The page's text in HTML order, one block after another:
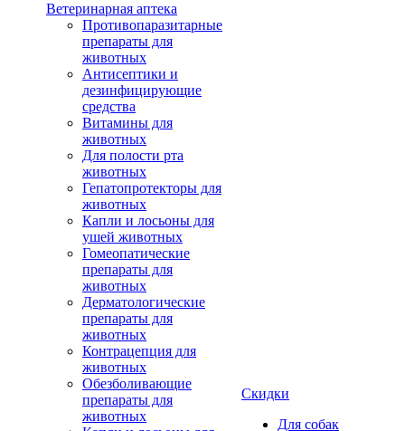
Ветеринарная аптека
Противопаразитарные
препараты для
животных
Антисептики и
дезинфицирующие
средства
Витамины для
животных
Для полости рта
животных
Гепатопротекторы для
животных
Капли и лосьоны для
ушей животных
Гомеопатические
препараты для
животных
Дерматологические
препараты для
животных
Контрацепция для
животных
Обезболивающие
препараты для
животных
Скидки
Для собак